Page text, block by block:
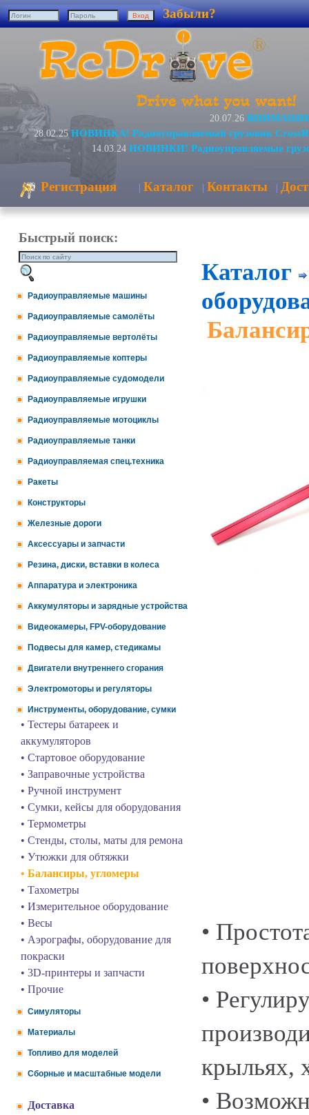
Забыли?
20.07.26 ВНИМАНИЕ!
28.02.25 НОВИНКА! Радиоуправляемый грузовик
14.03.24 НОВИНКИ! Радиоуправляемые
Регистрация | Каталог | Контакты |
Быстрый поиск:
Радиоуправляемые машины
Радиоуправляемые самолёты
Радиоуправляемые вертолёты
Радиоуправляемые коптеры
Радиоуправляемые судомодели
Радиоуправляемые игрушки
Радиоуправляемые мотоциклы
Радиоуправляемые танки
Радиоуправляемая спец.техника
Ракеты
Конструкторы
Железные дороги
Аксессуары и запчасти
Резина, диски, вставки в колеса
Аппаратура и электроника
Аккумуляторы и зарядные устройства
Видеокамеры, FPV-оборудование
Подвесы для камер, стедикамы
Двигатели внутреннего сгорания
Электромоторы и регуляторы
Инструменты, оборудование, сумки
• Тестеры батареек и
аккумуляторов
• Стартовое оборудование
• Заправочные устройства
• Ручной инструмент
• Сумки, кейсы для оборудования
• Термометры
• Стенды, столы, маты для ремона
• Утюжки для обтяжки
• Балансиры, угломеры
• Тахометры
• Измерительное оборудование
• Весы
• Аэрографы, оборудование для
покраски
• 3D-принтеры и запчасти
• Прочие
Симуляторы
Материалы
Топливо для моделей
Сборные и масштабные модели
Доставка
Каталог
•
•
крыльях,
•